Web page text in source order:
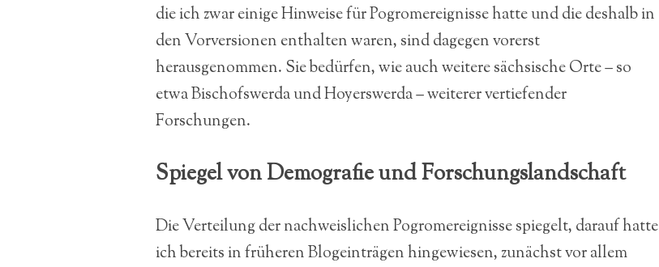
die ich zwar einige Hinweise für Pogromereignisse hatte und die deshalb in
den Vorversionen enthalten waren, sind dagegen vorerst
herausgenommen. Sie bedürfen, wie auch weitere sächsische Orte – so
etwa Bischofswerda und Hoyerswerda – weiterer vertiefender
Forschungen.
Spiegel von Demografie und Forschungslandschaft
Die Verteilung der nachweislichen Pogromereignisse spiegelt, darauf hatte
ich bereits in früheren Blogeinträgen hingewiesen, zunächst vor allem